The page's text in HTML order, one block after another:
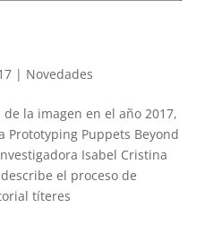
| Novedades
la imagen en el año 2017,
Prototyping Puppets Beyond
Isabel Cristina
el proceso de
títeres